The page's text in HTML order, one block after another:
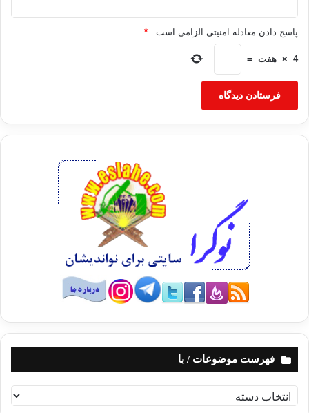
پاسخ دادن معادله امنیتی الزامی است . *
4
× هفت =
فهرست موضوعات / با
ه